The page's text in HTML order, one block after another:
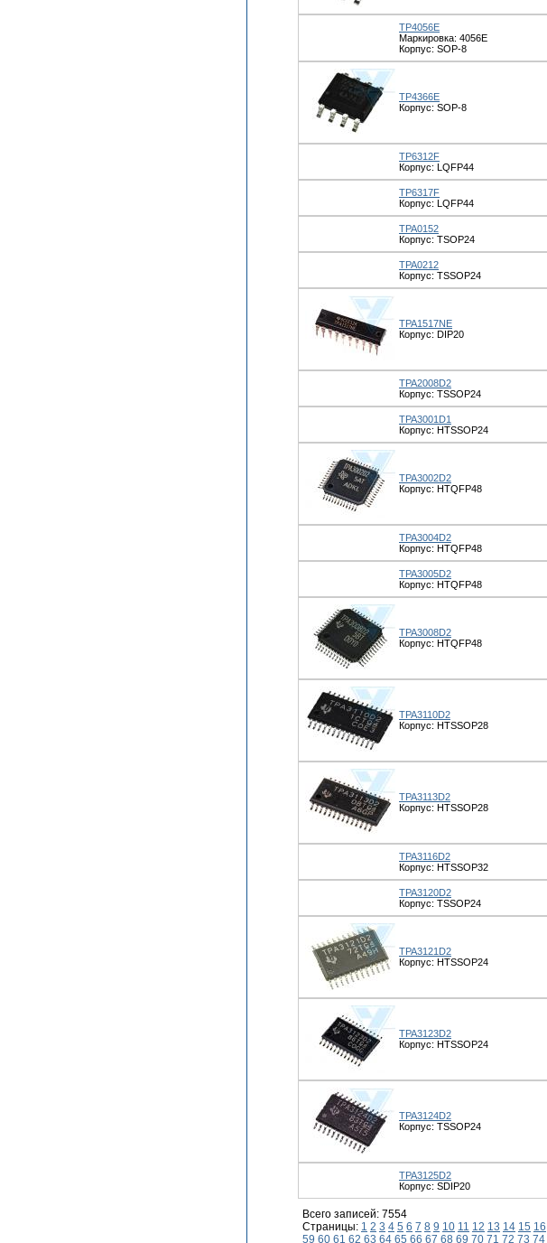
TP4056E
Маркировка: 4056E
Корпус: SOP-8
TP4366E
Корпус: SOP-8
TP6312F
Корпус: LQFP44
TP6317F
Корпус: LQFP44
TPA0152
Корпус: TSOP24
TPA0212
Корпус: TSSOP24
TPA1517NE
Корпус: DIP20
TPA2008D2
Корпус: TSSOP24
TPA3001D1
Корпус: HTSSOP24
TPA3002D2
Корпус: HTQFP48
TPA3004D2
Корпус: HTQFP48
TPA3005D2
Корпус: HTQFP48
TPA3008D2
Корпус: HTQFP48
TPA3110D2
Корпус: HTSSOP28
TPA3113D2
Корпус: HTSSOP28
TPA3116D2
Корпус: HTSSOP32
TPA3120D2
Корпус: TSSOP24
TPA3121D2
Корпус: HTSSOP24
TPA3123D2
Корпус: HTSSOP24
TPA3124D2
Корпус: TSSOP24
TPA3125D2
Корпус: SDIP20
Всего записей: 7554
Страницы: 1 2 3 4 5 6 7 8 9 10 11 12 13 14 15 16
59 60 61 62 63 64 65 66 67 68 69 70 71 72 73 74